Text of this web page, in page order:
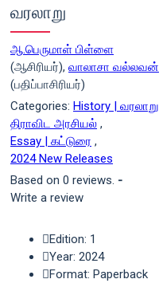
வரலாறு
ஆ.பெருமாள் பிள்ளை
(ஆசிரியர்), வாலாசா வல்லவன்
(பதிப்பாசிரியர்)
Categories: History | வரலாறு
திராவிட அரசியல் ,
Essay | கட்டுரை ,
2024 New Releases
Based on 0 reviews. -
Write a review
Edition: 1
Year: 2024
Format: Paperback